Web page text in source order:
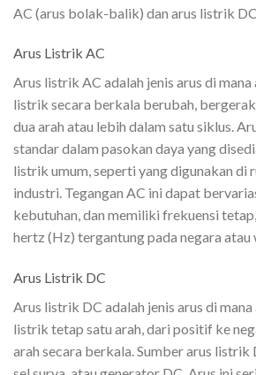
AC (arus bolak-balik) dan arus listrik DC
Arus Listrik AC
Arus listrik AC adalah jenis arus di mana
listrik secara berkala berubah,
dua arah atau lebih dalam satu siklus.
standar dalam pasokan daya yang
listrik umum, seperti yang digunakan di
industri. Tegangan AC ini dapat
kebutuhan, dan memiliki frekuensi
hertz (Hz) tergantung pada negara atau
Arus Listrik DC
Arus listrik DC adalah jenis arus di
listrik tetap satu arah, dari positif ke
arah secara berkala. Sumber arus listrik